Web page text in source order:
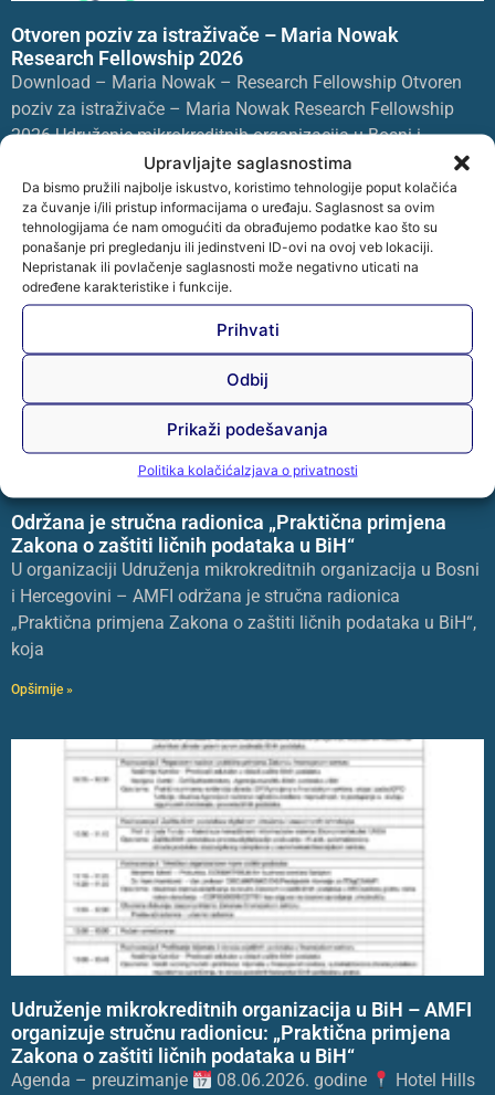
Upravljajte saglasnostima
Da bismo pružili najbolje iskustvo, koristimo tehnologije poput kolačića
za čuvanje i/ili pristup informacijama o uređaju. Saglasnost sa ovim
tehnologijama će nam omogućiti da obrađujemo podatke kao što su
ponašanje pri pregledanju ili jedinstveni ID-ovi na ovoj veb lokaciji.
Nepristanak ili povlačenje saglasnosti može negativno uticati na
određene karakteristike i funkcije.
Prihvati
Odbij
Prikaži podešavanja
Politika kolačićaIzjava o privatnosti
Otvoren poziv za istraživače – Maria Nowak
Research Fellowship 2026
Download – Maria Nowak – Research Fellowship Otvoren
poziv za istraživače – Maria Nowak Research Fellowship
2026 Udruženje mikrokreditnih organizacija u Bosni i
Opširnije »
Održana je stručna radionica „Praktična primjena
Zakona o zaštiti ličnih podataka u BiH“
U organizaciji Udruženja mikrokreditnih organizacija u Bosni
i Hercegovini – AMFI održana je stručna radionica
„Praktična primjena Zakona o zaštiti ličnih podataka u BiH“,
koja
Opširnije »
Udruženje mikrokreditnih organizacija u BiH – AMFI
organizuje stručnu radionicu: „Praktična primjena
Zakona o zaštiti ličnih podataka u BiH“
Agenda – preuzimanje 08.06.2026. godine
Hotel Hills